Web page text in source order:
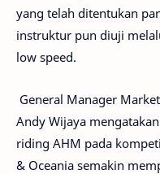
yang telah ditentukan
instruktur pun diuji
low speed.
General Manager
Andy Wijaya
riding AHM pada
& Oceania semakin